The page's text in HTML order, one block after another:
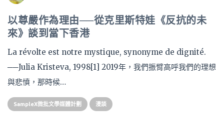
以尊嚴作為理由──從克里斯特娃《反抗的未
來》談到當下香港
La révolte est notre mystique, synonyme de dignité.
──Julia Kristeva, 1998[1] 2019年，我們振臂高呼我們的理想
與悲憤，那時候…
SampleX微批文學媒體計劃 漫談